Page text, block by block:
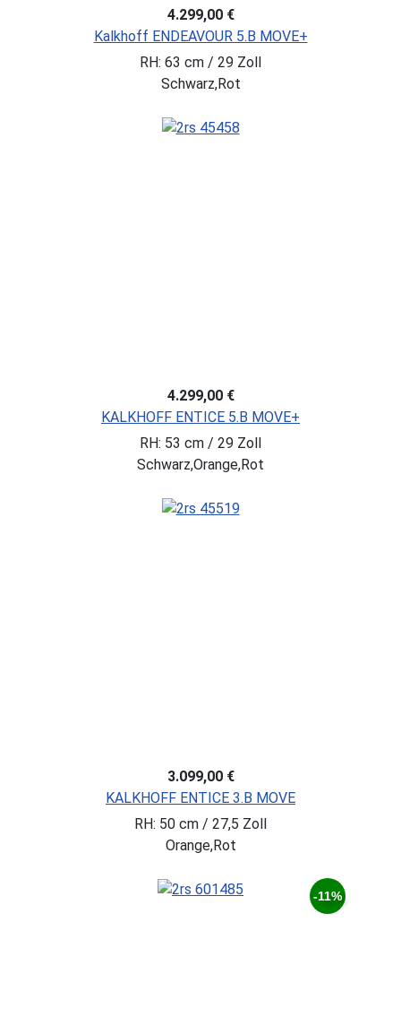
4.299,00 €
Kalkhoff ENDEAVOUR 5.B MOVE+
RH: 63 cm / 29 Zoll
Schwarz,Rot
4.299,00 €
KALKHOFF ENTICE 5.B MOVE+
RH: 53 cm / 29 Zoll
Schwarz,Orange,Rot
3.099,00 €
KALKHOFF ENTICE 3.B MOVE
RH: 50 cm / 27,5 Zoll
Orange,Rot
-11%